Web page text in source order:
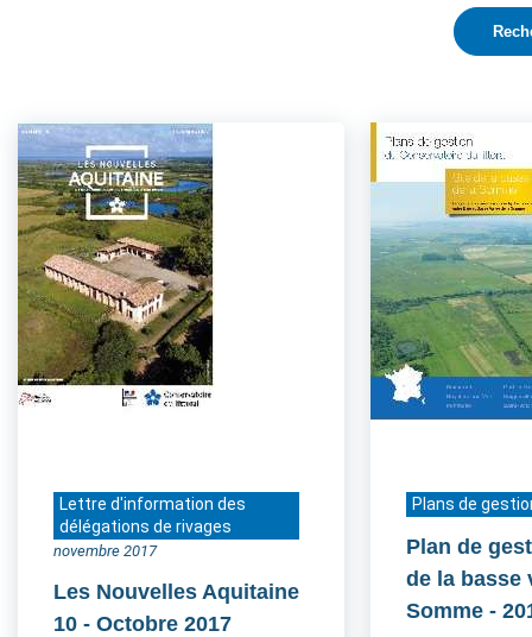
Lettre d'information des
délégations de rivages
novembre 2017
Les Nouvelles Aquitaine
10 - Octobre 2017
Plans de
Plan de
de la basse
Somme -